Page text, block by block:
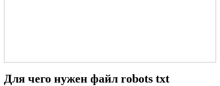
Для чего нужен файл robots txt